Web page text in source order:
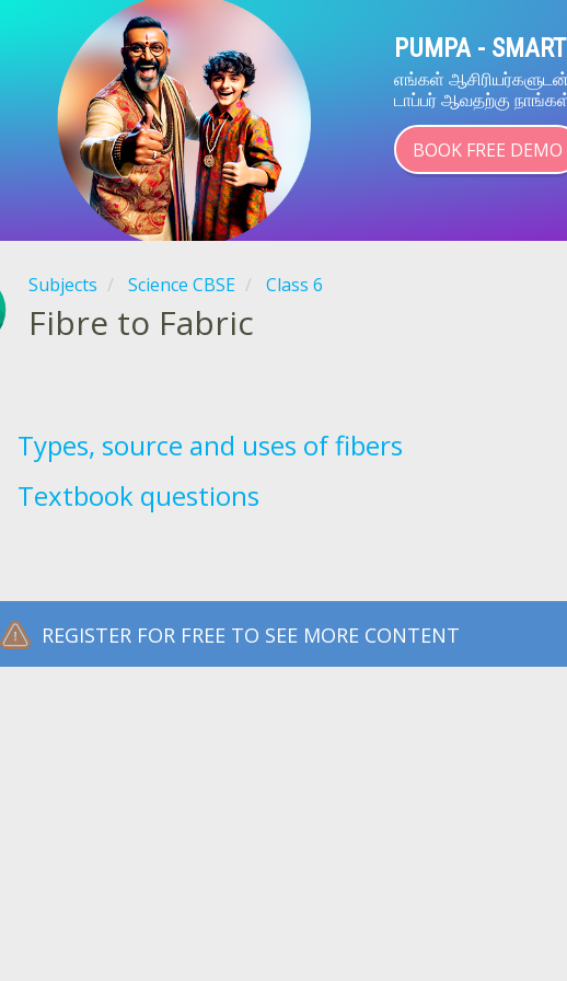
PUMPA -
எங்கள்
டாப்பர் ஆவதற்கு
BOOK FREE DEMO
Subjects Science CBSE Class 6
Fibre to Fabric
Types, source and uses of fibers
Textbook questions
REGISTER FOR FREE TO SEE MORE CONTENT